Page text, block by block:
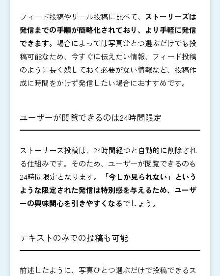
フィード投稿やリール投稿に比べて、 ストーリーズは
発信までの手順が簡略化されており 、より手軽に発信
できます。 場合によっては写真ひとつ選ぶだけでも投
稿可能なため、今すぐに伝えたい情報、フィード投稿
のように長く残しておく必要がない情報など、投稿作
成に時間をかけず発信したい場合におすすめです。
ユーザーが閲覧できるのは24時間限定
ストーリーズ投稿は、24時間経つと自動的に削除され
る仕組みです。そのため、ユーザーが閲覧できるのも
24時間限定となります。
「今しか見られない」という
ような限定された発信は特別感を与えるため、ユーザ
ーの興味関心を引きやすくなるでしょう。
テキストのみでの投稿も可能
前述したように、写真ひとつ選ぶだけで投稿できるス